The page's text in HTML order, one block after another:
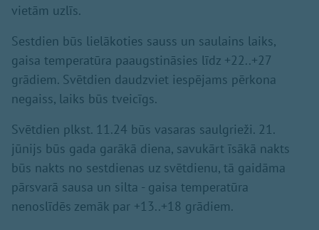
vietām uzlīs.
Sestdien būs lielākoties sauss un saulains laiks,
gaisa temperatūra paaugstināsies līdz +22..+27
grādiem. Svētdien daudzviet iespējams pērkona
negaiss, laiks būs tveicīgs.
Svētdien plkst. 11.24 būs vasaras saulgrieži. 21.
jūnijs būs gada garākā diena, savukārt īsākā nakts
būs nakts no sestdienas uz svētdienu, tā gaidāma
pārsvarā sausa un silta - gaisa temperatūra
nenoslīdēs zemāk par +13..+18 grādiem.